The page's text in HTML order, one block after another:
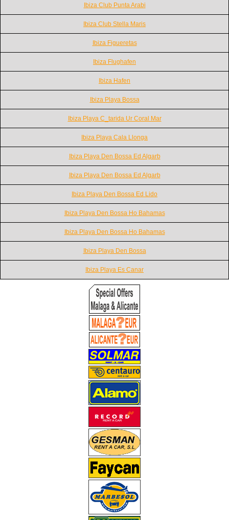
Ibiza Club Punta Arabi
Ibiza Club Stella Maris
Ibiza Figueretas
Ibiza Flughafen
Ibiza Hafen
Ibiza Playa Bossa
Ibiza Playa C_tarida Ur Coral Mar
Ibiza Playa Cala Llonga
Ibiza Playa Den Bossa Ed Algarb
Ibiza Playa Den Bossa Ed Algarb
Ibiza Playa Den Bossa Ed Lido
Ibiza Playa Den Bossa Ho Bahamas
Ibiza Playa Den Bossa Ho Bahamas
Ibiza Playa Den Bossa
Ibiza Playa Es Canar